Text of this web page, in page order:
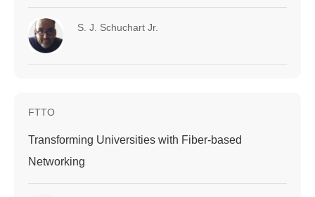
S. J. Schuchart Jr.
FTTO
Transforming Universities with Fiber-based
Networking